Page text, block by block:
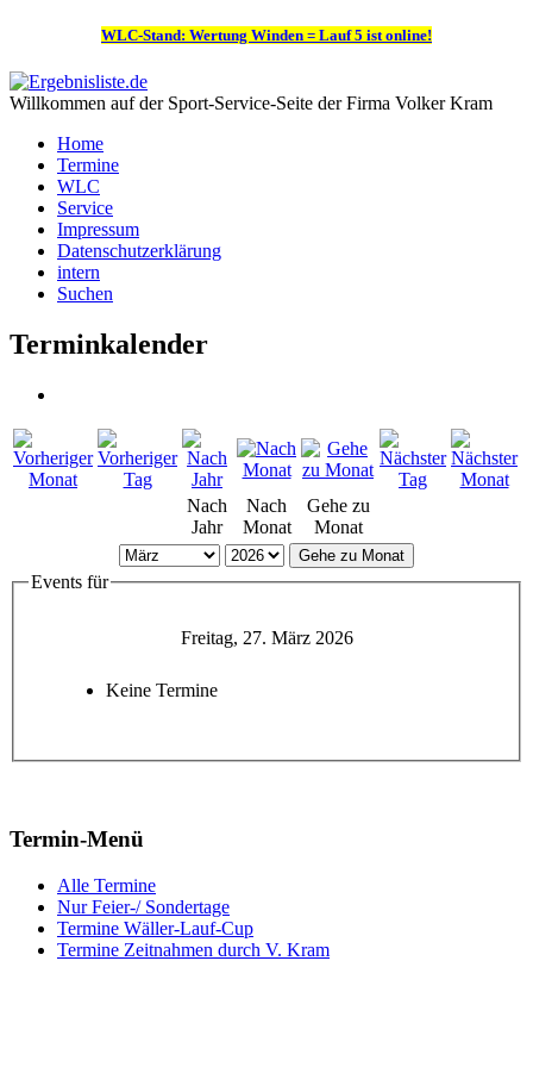
WLC-Stand: Wertung Winden = Lauf 5 ist online!
Willkommen auf der Sport-Service-Seite der Firma Volker Kram
Home
Termine
WLC
Service
Impressum
Datenschutzerklärung
intern
Suchen
Terminkalender
Nach
Jahr
Nach
Monat
Gehe zu
Monat
Gehe zu Monat
Events für
Freitag, 27. März 2026
Keine Termine
Termin-Menü
Alle Termine
Nur Feier-/ Sondertage
Termine Wäller-Lauf-Cup
Termine Zeitnahmen durch V. Kram